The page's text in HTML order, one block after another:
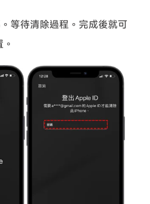
等待清除過程。完成後就可